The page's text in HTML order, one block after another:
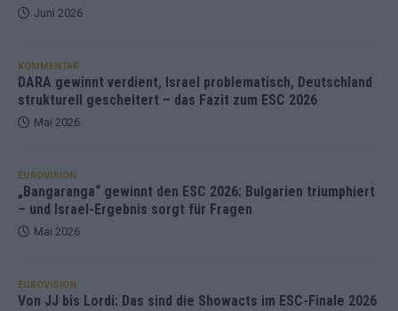
Juni 2026
KOMMENTAR
DARA gewinnt verdient, Israel problematisch, Deutschland
strukturell gescheitert – das Fazit zum ESC 2026
Mai 2026
EUROVISION
„Bangaranga“ gewinnt den ESC 2026: Bulgarien triumphiert
– und Israel-Ergebnis sorgt für Fragen
Mai 2026
EUROVISION
Von JJ bis Lordi: Das sind die Showacts im ESC-Finale 2026